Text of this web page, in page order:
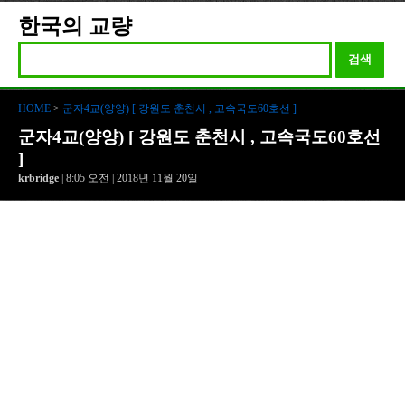
한국의 교량
검색
HOME > 군자4교(양양) [ 강원도 춘천시 , 고속국도60호선 ]
군자4교(양양) [ 강원도 춘천시 , 고속국도60호선
]
krbridge | 8:05 오전 | 2018년 11월 20일